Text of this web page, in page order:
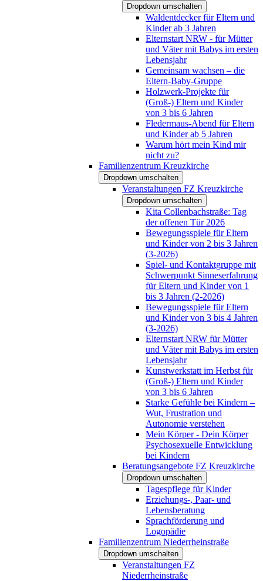
Dropdown umschalten
Waldentdecker für Eltern und
Kinder ab 3 Jahren
Elternstart NRW - für Mütter
und Väter mit Babys im ersten
Lebensjahr
Gemeinsam wachsen – die
Eltern-Baby-Gruppe
Holzwerk-Projekte für
(Groß-) Eltern und Kinder
von 3 bis 6 Jahren
Fledermaus-Abend für Eltern
und Kinder ab 5 Jahren
Warum hört mein Kind mir
nicht zu?
Familienzentrum Kreuzkirche
Dropdown umschalten
Veranstaltungen FZ Kreuzkirche
Dropdown umschalten
Kita Collenbachstraße: Tag
der offenen Tür 2026
Bewegungsspiele für Eltern
und Kinder von 2 bis 3 Jahren
(3-2026)
Spiel- und Kontaktgruppe mit
Schwerpunkt Sinneserfahrung
für Eltern und Kinder von 1
bis 3 Jahren (2-2026)
Bewegungsspiele für Eltern
und Kinder von 3 bis 4 Jahren
(3-2026)
Elternstart NRW für Mütter
und Väter mit Babys im ersten
Lebensjahr
Kunstwerkstatt im Herbst für
(Groß-) Eltern und Kinder
von 3 bis 6 Jahren
Starke Gefühle bei Kindern –
Wut, Frustration und
Autonomie verstehen
Mein Körper - Dein Körper
Psychosexuelle Entwicklung
bei Kindern
Beratungsangebote FZ Kreuzkirche
Dropdown umschalten
Tagespflege für Kinder
Erziehungs-, Paar- und
Lebensberatung
Sprachförderung und
Logopädie
Familienzentrum Niederrheinstraße
Dropdown umschalten
Veranstaltungen FZ
Niederrheinstraße